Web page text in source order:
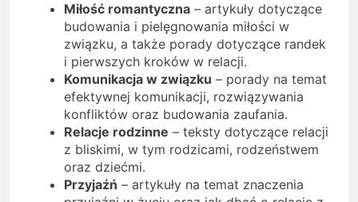
Miłość romantyczna – artykuły dotyczące
budowania i pielęgnowania miłości w
związku, a także porady dotyczące randek
i pierwszych kroków w relacji.
Komunikacja w związku – porady na temat
efektywnej komunikacji, rozwiązywania
konfliktów oraz budowania zaufania.
Relacje rodzinne – teksty dotyczące relacji
z bliskimi, w tym rodzicami, rodzeństwem
oraz dziećmi.
Przyjaźń – artykuły na temat znaczenia